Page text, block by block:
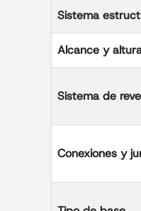
Sistema
Alcance y
Sistema de
Conexiones y